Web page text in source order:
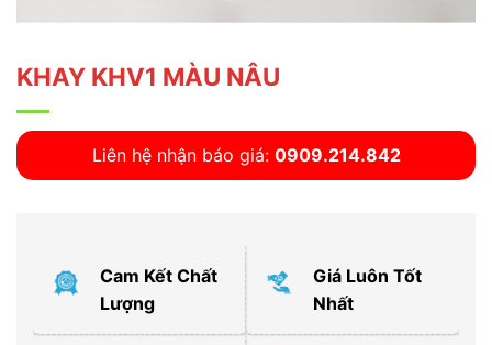
KHAY KHV1 MÀU NÂU
Liên hệ nhận báo giá: 0909.214.842
Cam Kết Chất
Lượng
Giá Luôn Tốt
Nhất